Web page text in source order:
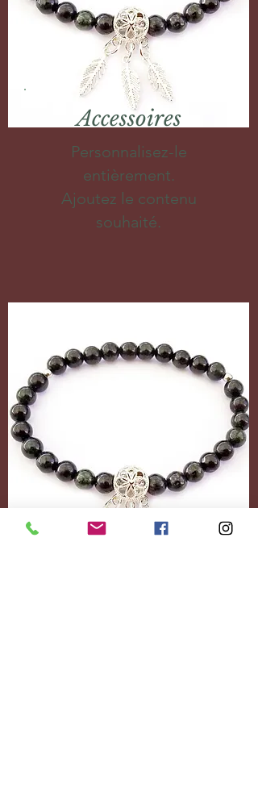
Accessoires
Personnalisez-le
entièrement.
Ajoutez le contenu
souhaité.